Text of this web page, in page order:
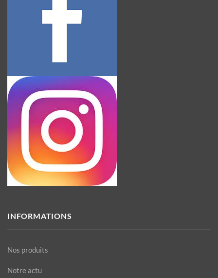
INFORMATIONS
Nos produits
Notre actu